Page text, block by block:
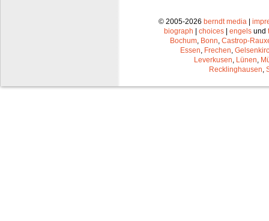
© 2005-2026 berndt media |
biograph | choices | engels und
Bochum Bonn Castrop-
Essen Frechen
Leverkusen Lünen
Recklinghausen